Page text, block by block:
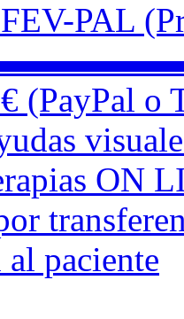
PAL
(PayPal o
ON
paciente